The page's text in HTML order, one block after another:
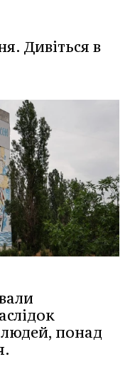
Дивіться в
людей, понад